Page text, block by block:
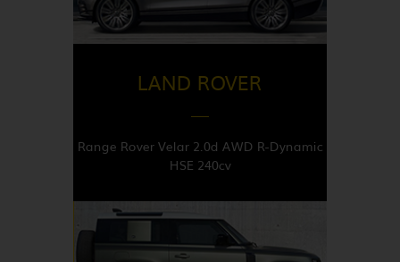
LAND ROVER
Range Rover Velar 2.0d AWD R-Dynamic
HSE 240cv
DISPONIBLE EN